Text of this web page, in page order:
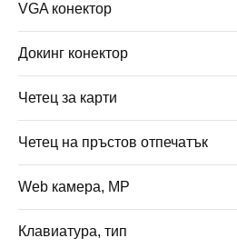
VGA конектор
Докинг конектор
Четец за карти
Четец на пръстов отпечатък
Web камера, MP
Клавиатура, тип